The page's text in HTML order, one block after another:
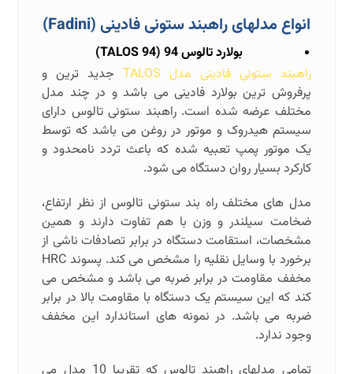
انواع مدلهای راهبند ستونی فادینی (Fadini
)
بولارد تالوس 94 ( TALOS 94
)
راهبند ستونی فادینی مدل TALOS
جدید ترین و
پرفروش ترین بولارد فادینی می باشد و در چند مدل
مختلف عرضه شده است. راهبند ستونی تالوس دارای
سیستم هیدروک و موتور در روغن می باشد که توسط
یک موتور پمپ تعبیه شده که باعث تردد نامحدود و
کارکرد بسیار روان دستگاه می شود.
مدل های مختلف راه بند ستونی تالوس از نظر ارتفاع،
ضخامت سیلندر و وزن با هم تفاوت دارند و همین
مشخصات، استقامت دستگاه در برابر تصادفات ناشی از
برخورد با وسایل نقلیه را مشخص می کند. پسوند HRC
مخفف مقاومت در برابر ضربه می باشد و مشخص می
کند که این سیستم یک دستگاه با مقاومت بالا در برابر
ضربه می باشد. در نمونه های استاندارد این مخفف
وجود ندارد.